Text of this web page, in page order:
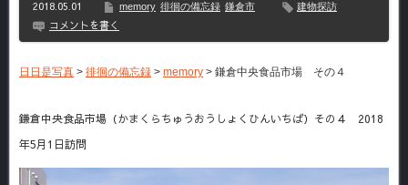
2018.05.01 memory 徘徊の備忘録 鎌倉市 建物探訪
コメントを書く
日日是写真 > 徘徊の備忘録 > memory > 鎌倉中央食品市場 その４
鎌倉中央食品市場（かまくらちゅうおうしょくひんいちば）その４ 2018
年5月1日訪問